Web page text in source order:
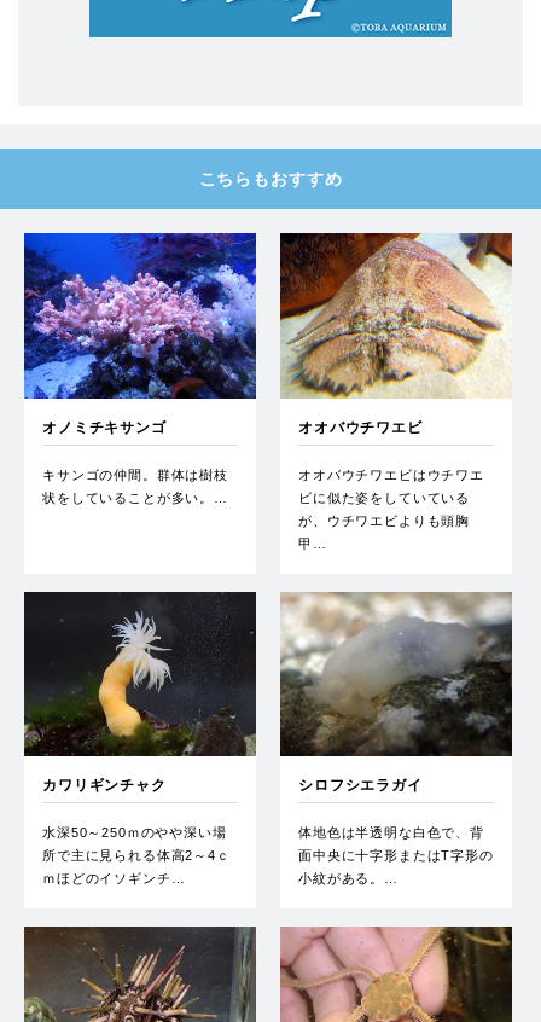
こちらもおすすめ
オノミチキサンゴ
キサンゴの仲間。群体は樹枝
状をしていることが多い。…
オオバウチワエビ
オオバウチワエビはウチワエ
ビに似た姿をしていている
が、ウチワエビよりも頭胸
甲…
カワリギンチャク
水深50～250ｍのやや深い場
所で主に見られる体高2～4ｃ
ｍほどのイソギンチ…
シロフシエラガイ
体地色は半透明な白色で、背
面中央に十字形またはT字形の
小紋がある。…